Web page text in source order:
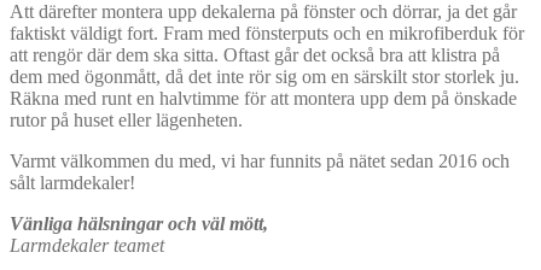
Att därefter montera upp dekalerna på fönster och dörrar, ja det går
faktiskt väldigt fort. Fram med fönsterputs och en mikrofiberduk för
att rengör där dem ska sitta. Oftast går det också bra att klistra på
dem med ögonmått, då det inte rör sig om en särskilt stor storlek ju.
Räkna med runt en halvtimme för att montera upp dem på önskade
rutor på huset eller lägenheten.
Varmt välkommen du med, vi har funnits på nätet sedan 2016 och
sålt larmdekaler!
Vänliga hälsningar och väl mött,
Larmdekaler teamet